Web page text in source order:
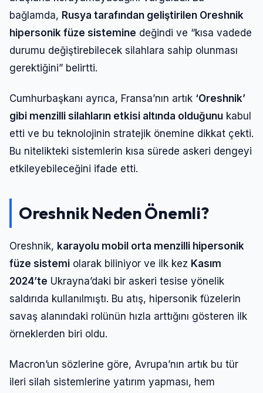
bağlamda, Rusya tarafından geliştirilen Oreshnik
hipersonik füze sistemine değindi ve “kısa vadede
durumu değiştirebilecek silahlara sahip olunması
gerektiğini” belirtti.
Cumhurbaşkanı ayrıca, Fransa’nın artık ‘Oreshnik’
gibi menzilli silahların etkisi altında olduğunu kabul
etti ve bu teknolojinin stratejik önemine dikkat çekti.
Bu nitelikteki sistemlerin kısa sürede askeri dengeyi
etkileyebileceğini ifade etti.
Oreshnik Neden Önemli?
Oreshnik, karayolu mobil orta menzilli hipersonik
füze sistemi olarak biliniyor ve ilk kez Kasım
2024’te Ukrayna’daki bir askeri tesise yönelik
saldırıda kullanılmıştı. Bu atış, hipersonik füzelerin
savaş alanındaki rolünün hızla arttığını gösteren ilk
örneklerden biri oldu.
Macron’un sözlerine göre, Avrupa’nın artık bu tür
ileri silah sistemlerine yatırım yapması, hem
Beni Hatırla Şifremi Unuttum